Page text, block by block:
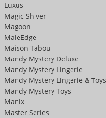
Luxus
Magic Shiver
Magoon
MaleEdge
Maison Tabou
Mandy Mystery Deluxe
Mandy Mystery Lingerie
Mandy Mystery Lingerie & Toys
Mandy Mystery Toys
Manix
Master Series